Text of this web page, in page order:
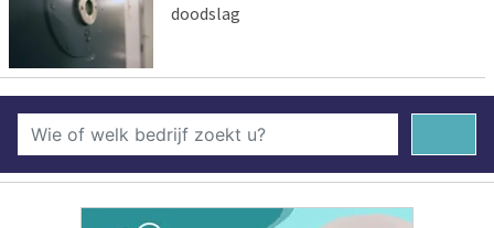
doodslag